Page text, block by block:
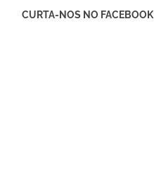
CURTA-NOS NO FACEBOOK